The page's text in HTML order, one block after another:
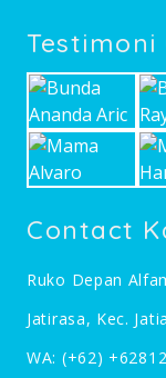
Testimoni
Contact
Ruko Depan
Jatirasa, Kec.
WA: (+62)